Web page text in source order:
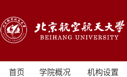
首页 学院概况 机构设置